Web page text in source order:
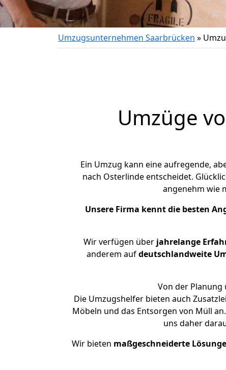
Umzugsunternehmen Saarbrücken »
Umzüge
Ein Umzug kann eine aufregende,
nach Osterlinde entscheidet.
angenehm wie
Unsere Firma kennt die besten
Wir verfügen über jahrelange
anderem aufdeutschlandweite
Von der
Die Umzugshelfer bieten auch
Möbeln und das Entsorgen von Müll
uns daher
Wir bieten maßgeschneiderte